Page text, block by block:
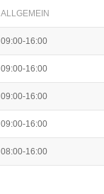
ALLGEMEIN
09:00-16:00
09:00-16:00
09:00-16:00
09:00-16:00
08:00-16:00